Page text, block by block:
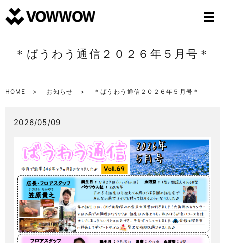
＊ばうわう通信２０２６年５月号＊
HOME お知らせ ＊ばうわう通信２０２６年５月号＊
2026/05/09